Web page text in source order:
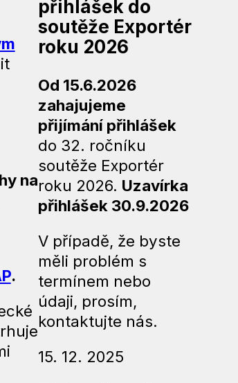
na
.
přihlášek do
soutěže Exportér
roku 2026
Od 15.6.2026
zahajujeme
přijímání přihlášek
do 32. ročníku
soutěže Exportér
roku 2026. Uzavírka
přihlášek 30.9.2026
V případě, že byste
měli problém s
termínem nebo
údaji, prosím,
kontaktujte nás.
15. 12. 2025